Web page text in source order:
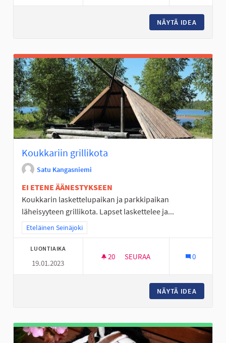
NÄYTÄ IDEA
Koukkariin grillikota
Satu Kangasniemi
EI ETENE ÄÄNESTYKSEEN
Koukkarin laskettelupaikan ja parkkipaikan
läheisyyteen grillikota. Lapset laskettelee ja...
Rajaa tulokset teeman mukaan: Eteläinen Seinäjoki
Eteläinen Seinäjoki
LUONTIAIKA
19.01.2023
20 20 SEURAAJAA
SEURAA 0
NÄYTÄ IDEA